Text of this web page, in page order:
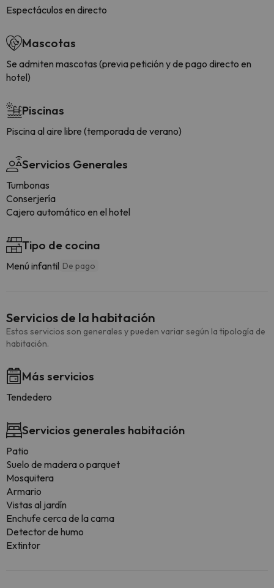
Espectáculos en directo
Mascotas
Se admiten mascotas (previa petición y de pago directo en
hotel)
Piscinas
Piscina al aire libre (temporada de verano)
Servicios Generales
Tumbonas
Conserjería
Cajero automático en el hotel
Tipo de cocina
Menú infantil De pago
Servicios de la habitación
Estos servicios son generales y pueden variar según la tipología de
habitación.
Más servicios
Tendedero
Servicios generales habitación
Patio
Suelo de madera o parquet
Mosquitera
Armario
Vistas al jardín
Enchufe cerca de la cama
Detector de humo
Extintor